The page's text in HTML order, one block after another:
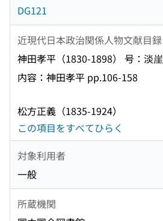
DG121
近現代日本政治関係人物文献目録
神田孝平（1830-1898） 号：淡崖
内容：神田孝平 pp.106-158
松方正義（1835-1924）
この項目をすべてひらく
対象利用者
一般
所蔵機関